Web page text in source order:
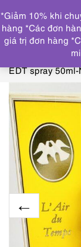
Trang chủ
MADAME
EDT spray
*Giảm 10% khi
hàng *Các đơn
giá trị đơn hàng